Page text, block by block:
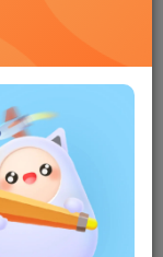
人Ratiborus制
义部署工具。